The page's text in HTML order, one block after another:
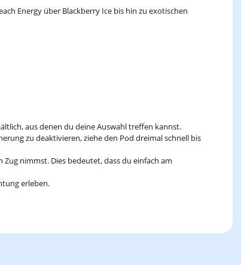
Energy über Blackberry Ice bis hin zu exotischen
aus denen du deine Auswahl treffen kannst.
zu deaktivieren, ziehe den Pod dreimal schnell bis
nimmst. Dies bedeutet, dass du einfach am
erleben.